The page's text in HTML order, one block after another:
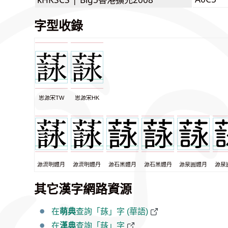
字型收錄
思源宋TW 思源宋HK
源流明體月 源流明體丹 源石黑體月 源石黑體丹 源泉圓體月 源泉
其它漢字網路資源
在萌典查詢「𦻑」字 (華語)
在漢典查詢「𦻑」字